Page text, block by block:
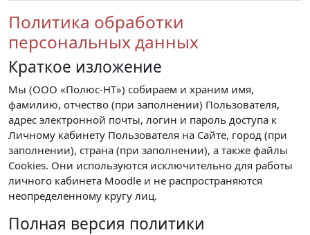
Политика обработки
персональных данных
Краткое изложение
Мы (ООО «Полюс-НТ») собираем и храним имя,
фамилию, отчество (при заполнении) Пользователя,
адрес электронной почты, логин и пароль доступа к
Личному кабинету Пользователя на Сайте, город (при
заполнении), страна (при заполнении), а также файлы
Cookies. Они используются исключительно для работы
личного кабинета Moodle и не распространяются
неопределенному кругу лиц.
Полная версия политики